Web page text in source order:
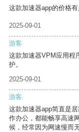
这款加速器app的价格
2025-09-01
游客
这款加速器VPM应用程
护。
2025-09-01
游客
这款加速器app简直是
作办公，都能畅享高速
候，经常因为网速慢而